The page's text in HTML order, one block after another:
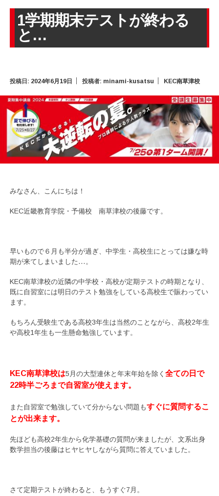
1学期期末テストが終わる
と…
投稿日: 2024年6月19日 投稿者: minami-kusatsu KEC南草津校
みなさん、こんにちは！
KEC近畿教育学院・予備校 南草津校の後藤です。
早いもので６月も半分が過ぎ、中学生・高校生にとっては嫌な時
期が来てしまいました…。
KEC南草津校の近隣の中学校・高校が定期テストの時期となり、
既に自習室には明日のテスト勉強をしている高校生で賑わってい
ます。
もちろん受験生である高校3年生は当然のことながら、高校2年生
や高校1年生も一生懸命勉強しています。
KEC南草津校は5月の大型連休と年末年始を除く 全ての日で
22時半ごろまで自習室が使えます。
また自習室で勉強していて分からない問題もすぐに質問するこ
とが出来ます。
先ほども高校2年生から化学基礎の質問が来ましたが、文系出身
数学担当の後藤はヒヤヒヤしながら質問に答えていました。
さて定期テストが終わると、もうすぐ7月。